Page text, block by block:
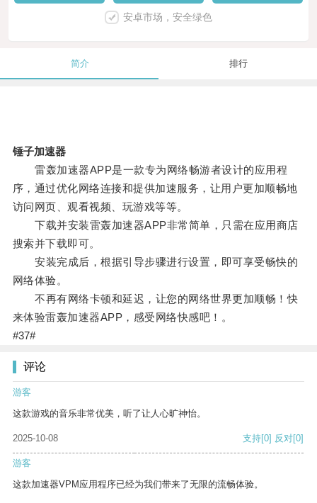
安卓市场，安全绿色
简介 排行
锤子加速器
雷轰加速器APP是一款专为网络畅游者设计的应用程
序，通过优化网络连接和提供加速服务，让用户更加顺畅地
访问网页、观看视频、玩游戏等等。
下载并安装雷轰加速器APP非常简单，只需在应用商店
搜索并下载即可。
安装完成后，根据引导步骤进行设置，即可享受畅快的
网络体验。
不再有网络卡顿和延迟，让您的网络世界更加顺畅！快
来体验雷轰加速器APP，感受网络快感吧！。
#37#
评论
游客
这款游戏的音乐非常优美，听了让人心旷神怡。
2025-10-08 支持[0] 反对[0]
游客
这款加速器VPM应用程序已经为我们带来了无限的流畅体验。